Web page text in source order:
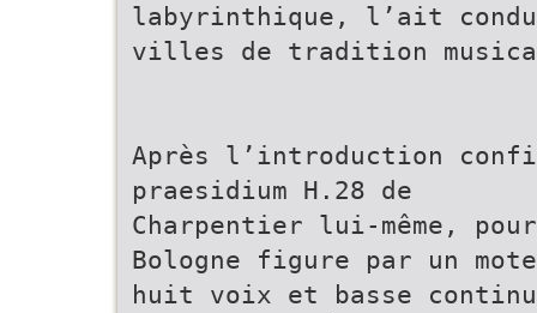
labyrinthique, l’ait
villes de tradition
Après l’introduction
praesidium H.28 de
Charpentier lui-même,
Bologne figure par un
huit voix et basse